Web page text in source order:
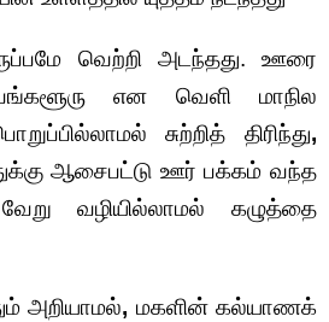
வெற்றி அடந்தது. ஊரை
என வெளி மாநில
சுற்றித் திரிந்து,
ஆசைபட்டு ஊர் பக்கம் வந்த
வழியில்லாமல் கழுத்தை
அறியாமல், மகளின் கல்யாணக்